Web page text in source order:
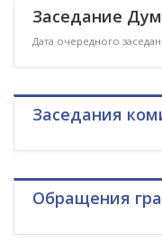
Заседание
Дата очередного
Заседания
Обращения